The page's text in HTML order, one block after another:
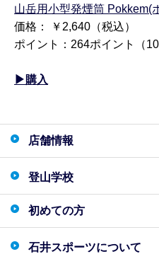
山岳用小型発煙筒 Pokkem(
価格： ￥2,640（税込）
ポイント：264ポイント（
▶購入
店舗情報
登山学校
初めての方
石井スポーツについて